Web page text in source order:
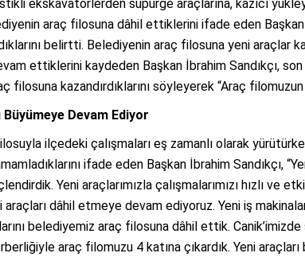
ekskavatörlerden süpürge araçlarına, kazıcı
araç filosuna dâhil ettiklerini ifade eden Başkan
belirtti. Belediyenin araç filosuna yeni araçlar
ettiklerini kaydeden Başkan İbrahim Sandıkçı,
filosuna kazandırdıklarını söyleyerek “Araç
Devam Ediyor
ilçedeki çalışmaları eş zamanlı olarak
ifade eden Başkan İbrahim Sandıkçı,
Yeni araçlarımızla çalışmalarımızı hızlı ve
dâhil etmeye devam ediyoruz. Yeni iş
belediyemiz araç filosuna dâhil ettik. Canik’imizde
araç filomuzu 4 katına çıkardık. Yeni